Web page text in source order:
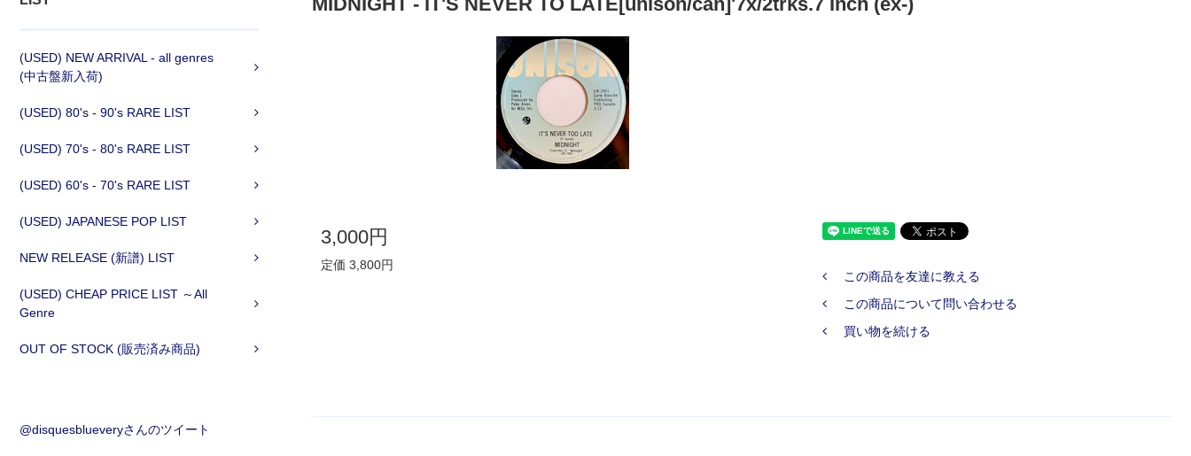
(USED) NEW ARRIVAL - all genres
(中古盤新入荷)
(USED) 80's - 90's RARE LIST
(USED) 70's - 80's RARE LIST
(USED) 60's - 70's RARE LIST
(USED) JAPANESE POP LIST
NEW RELEASE (新譜) LIST
(USED) CHEAP PRICE LIST ～All
Genre
OUT OF STOCK (販売済み商品)
@disquesblueveryさんのツイート
3,000円
定価 3,800円
この商品を友達に教える
この商品について問い合わせる
買い物を続ける